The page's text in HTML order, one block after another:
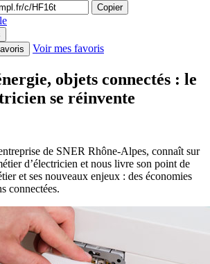
Copier
Voir mes favoris
objets connectés : le
se réinvente
de SNER Rhône-Alpes, connaît sur
d’électricien et nous livre son point de
et ses nouveaux enjeux : des économies
connectées.